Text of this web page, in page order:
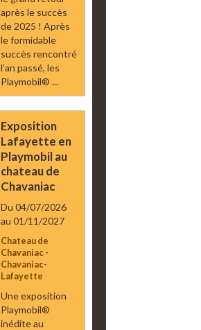
après le succès
de 2025 ! Après
le formidable
succès rencontré
l’an passé, les
Playmobil® ...
Exposition
Lafayette en
Playmobil au
chateau de
Chavaniac
Du 04/07/2026
au 01/11/2027
Chateau de
Chavaniac -
Chavaniac-
Lafayette
Une exposition
Playmobil®
inédite au